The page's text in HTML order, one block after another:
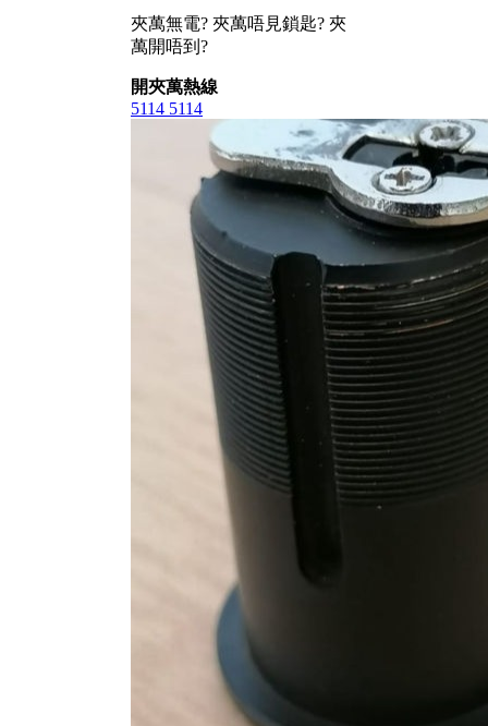
夾萬無電? 夾萬唔見鎖匙? 夾
萬開唔到?
開夾萬熱線
5114 5114